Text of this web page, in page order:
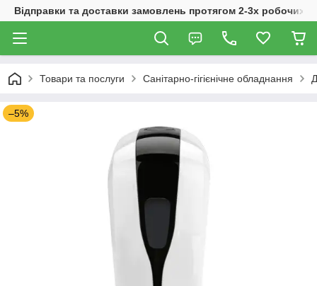
Відправки та доставки замовлень протягом 2-3х робочих
Товари та послуги Санітарно-гігієнічне обладнання
–5%